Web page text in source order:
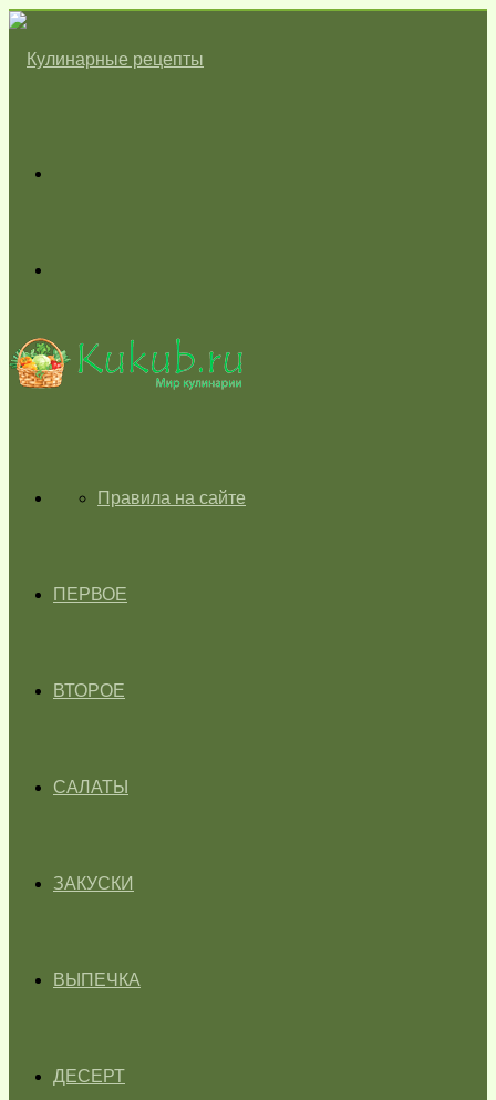
skin
ГЛАВНАЯПравила на сайте
ПЕРВОЕ
ВТОРОЕ
САЛАТЫ
ЗАКУСКИ
ВЫПЕЧКА
ДЕСЕРТ